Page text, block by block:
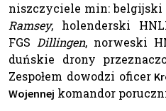
niszczyciele min: belgijski
Ramsey, holenderski
FGS Dillingen, norweski
duńskie drony
Zespołem dowodzi oficer
Wojennej komandor